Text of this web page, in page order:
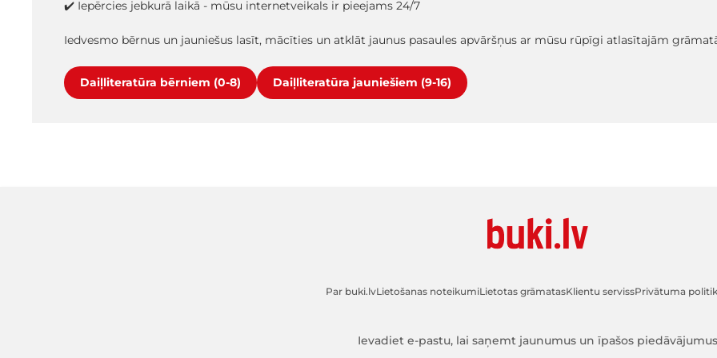
✔️ Iepērcies jebkurā laikā - mūsu internetveikals ir pieejams 24/7
Iedvesmo bērnus un jauniešus lasīt, mācīties un atklāt jaunus pasaules apvāršņus ar mūsu rūpīgi atlasītajām
Daiļliteratūra bērniem (0-8) Daiļliteratūra jauniešiem (9-16)
Par buki.lvLietošanas noteikumiLietotas grāmatasKlientu servissPrivātuma
Ievadiet e-pastu, lai saņemt jaunumus un īpašos piedāvājumus